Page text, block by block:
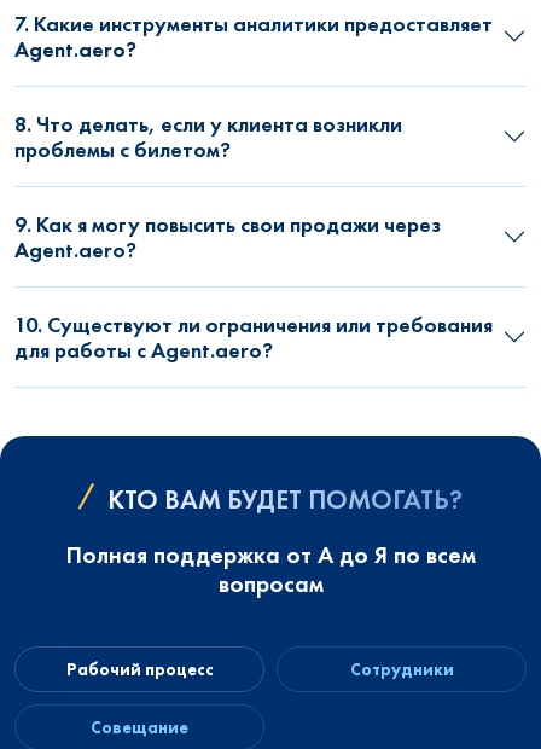
7. Какие инструменты аналитики предоставляет
Agent.aero?
8. Что делать, если у клиента возникли
проблемы с билетом?
9. Как я могу повысить свои продажи через
Agent.aero?
10. Существуют ли ограничения или требования
для работы с Agent.aero?
КТО ВАМ БУДЕТ ПОМОГАТЬ?
Полная поддержка от А до Я по всем
вопросам
Рабочий процесс Сотрудники
Совещание